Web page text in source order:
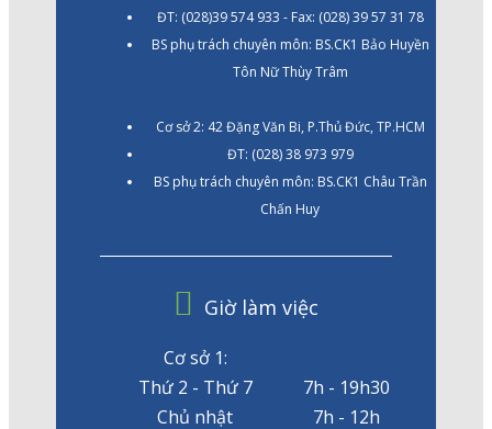
ĐT: (028)39 574 933 - Fax: (028) 39 57 31 78
BS phụ trách chuyên môn: BS.CK1 Bảo Huyền
Tôn Nữ Thùy Trâm
Cơ sở 2: 42 Đặng Văn Bi, P.Thủ Đức, TP.HCM
ĐT: (028) 38 973 979
BS phụ trách chuyên môn: BS.CK1 Châu Trần
Chấn Huy
Giờ làm việc
Cơ sở 1:
Thứ 2 - Thứ 7
7h - 19h30
Chủ nhật
7h - 12h